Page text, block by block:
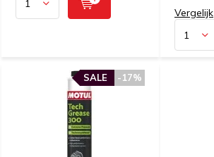
Vergelijk
-17%
SALE